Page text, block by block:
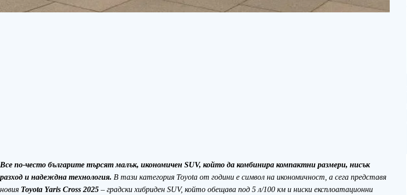
Все по-често българите търсят малък, икономичен SUV, който да комбинира компактни размери, нисък
разход и надеждна технология. В тази категория Toyota от години е символ на икономичност, а сега представя
новия Toyota Yaris Cross 2025 – градски хибриден SUV, който обещава под 5 л/100 км и ниски експлоатационни